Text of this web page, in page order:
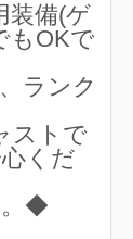
装備(ゲ
もOKで
ランク
ストで
くだ
。◆